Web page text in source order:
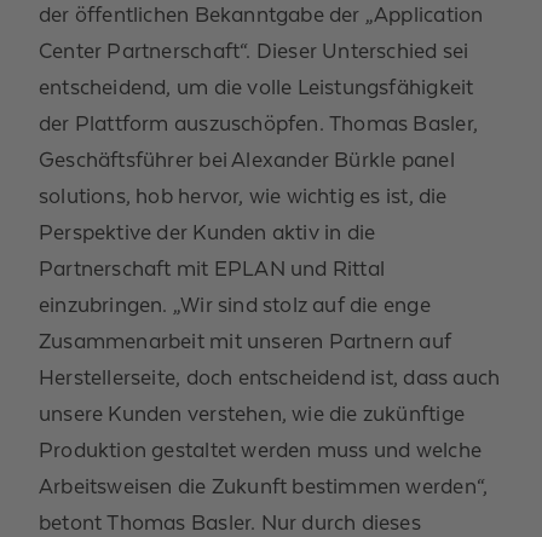
der öffentlichen Bekanntgabe der „Application
Center Partnerschaft“. Dieser Unterschied sei
entscheidend, um die volle Leistungsfähigkeit
der Plattform auszuschöpfen. Thomas Basler,
Geschäftsführer bei Alexander Bürkle panel
solutions, hob hervor, wie wichtig es ist, die
Perspektive der Kunden aktiv in die
Partnerschaft mit EPLAN und Rittal
einzubringen. „Wir sind stolz auf die enge
Zusammenarbeit mit unseren Partnern auf
Herstellerseite, doch entscheidend ist, dass auch
unsere Kunden verstehen, wie die zukünftige
Produktion gestaltet werden muss und welche
Arbeitsweisen die Zukunft bestimmen werden“,
betont Thomas Basler. Nur durch dieses